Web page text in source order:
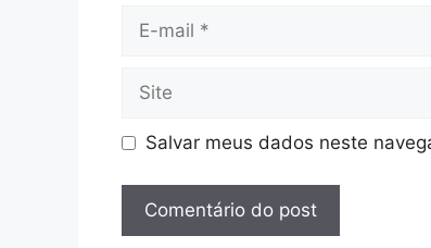
Site
Salvar meus dados neste